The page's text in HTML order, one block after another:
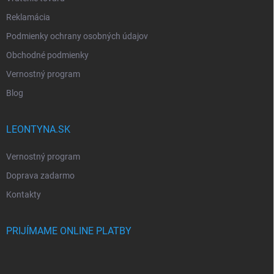
Reklamácia
Podmienky ochrany osobných údajov
Obchodné podmienky
Vernostný program
Blog
LEONTYNA.SK
Vernostný program
Doprava zadarmo
Kontakty
PRIJÍMAME ONLINE PLATBY